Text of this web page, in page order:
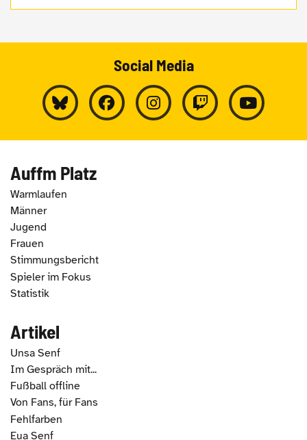
Social Media
Auffm Platz
Warmlaufen
Männer
Jugend
Frauen
Stimmungsbericht
Spieler im Fokus
Statistik
Artikel
Unsa Senf
Im Gespräch mit...
Fußball offline
Von Fans, für Fans
Fehlfarben
Eua Senf